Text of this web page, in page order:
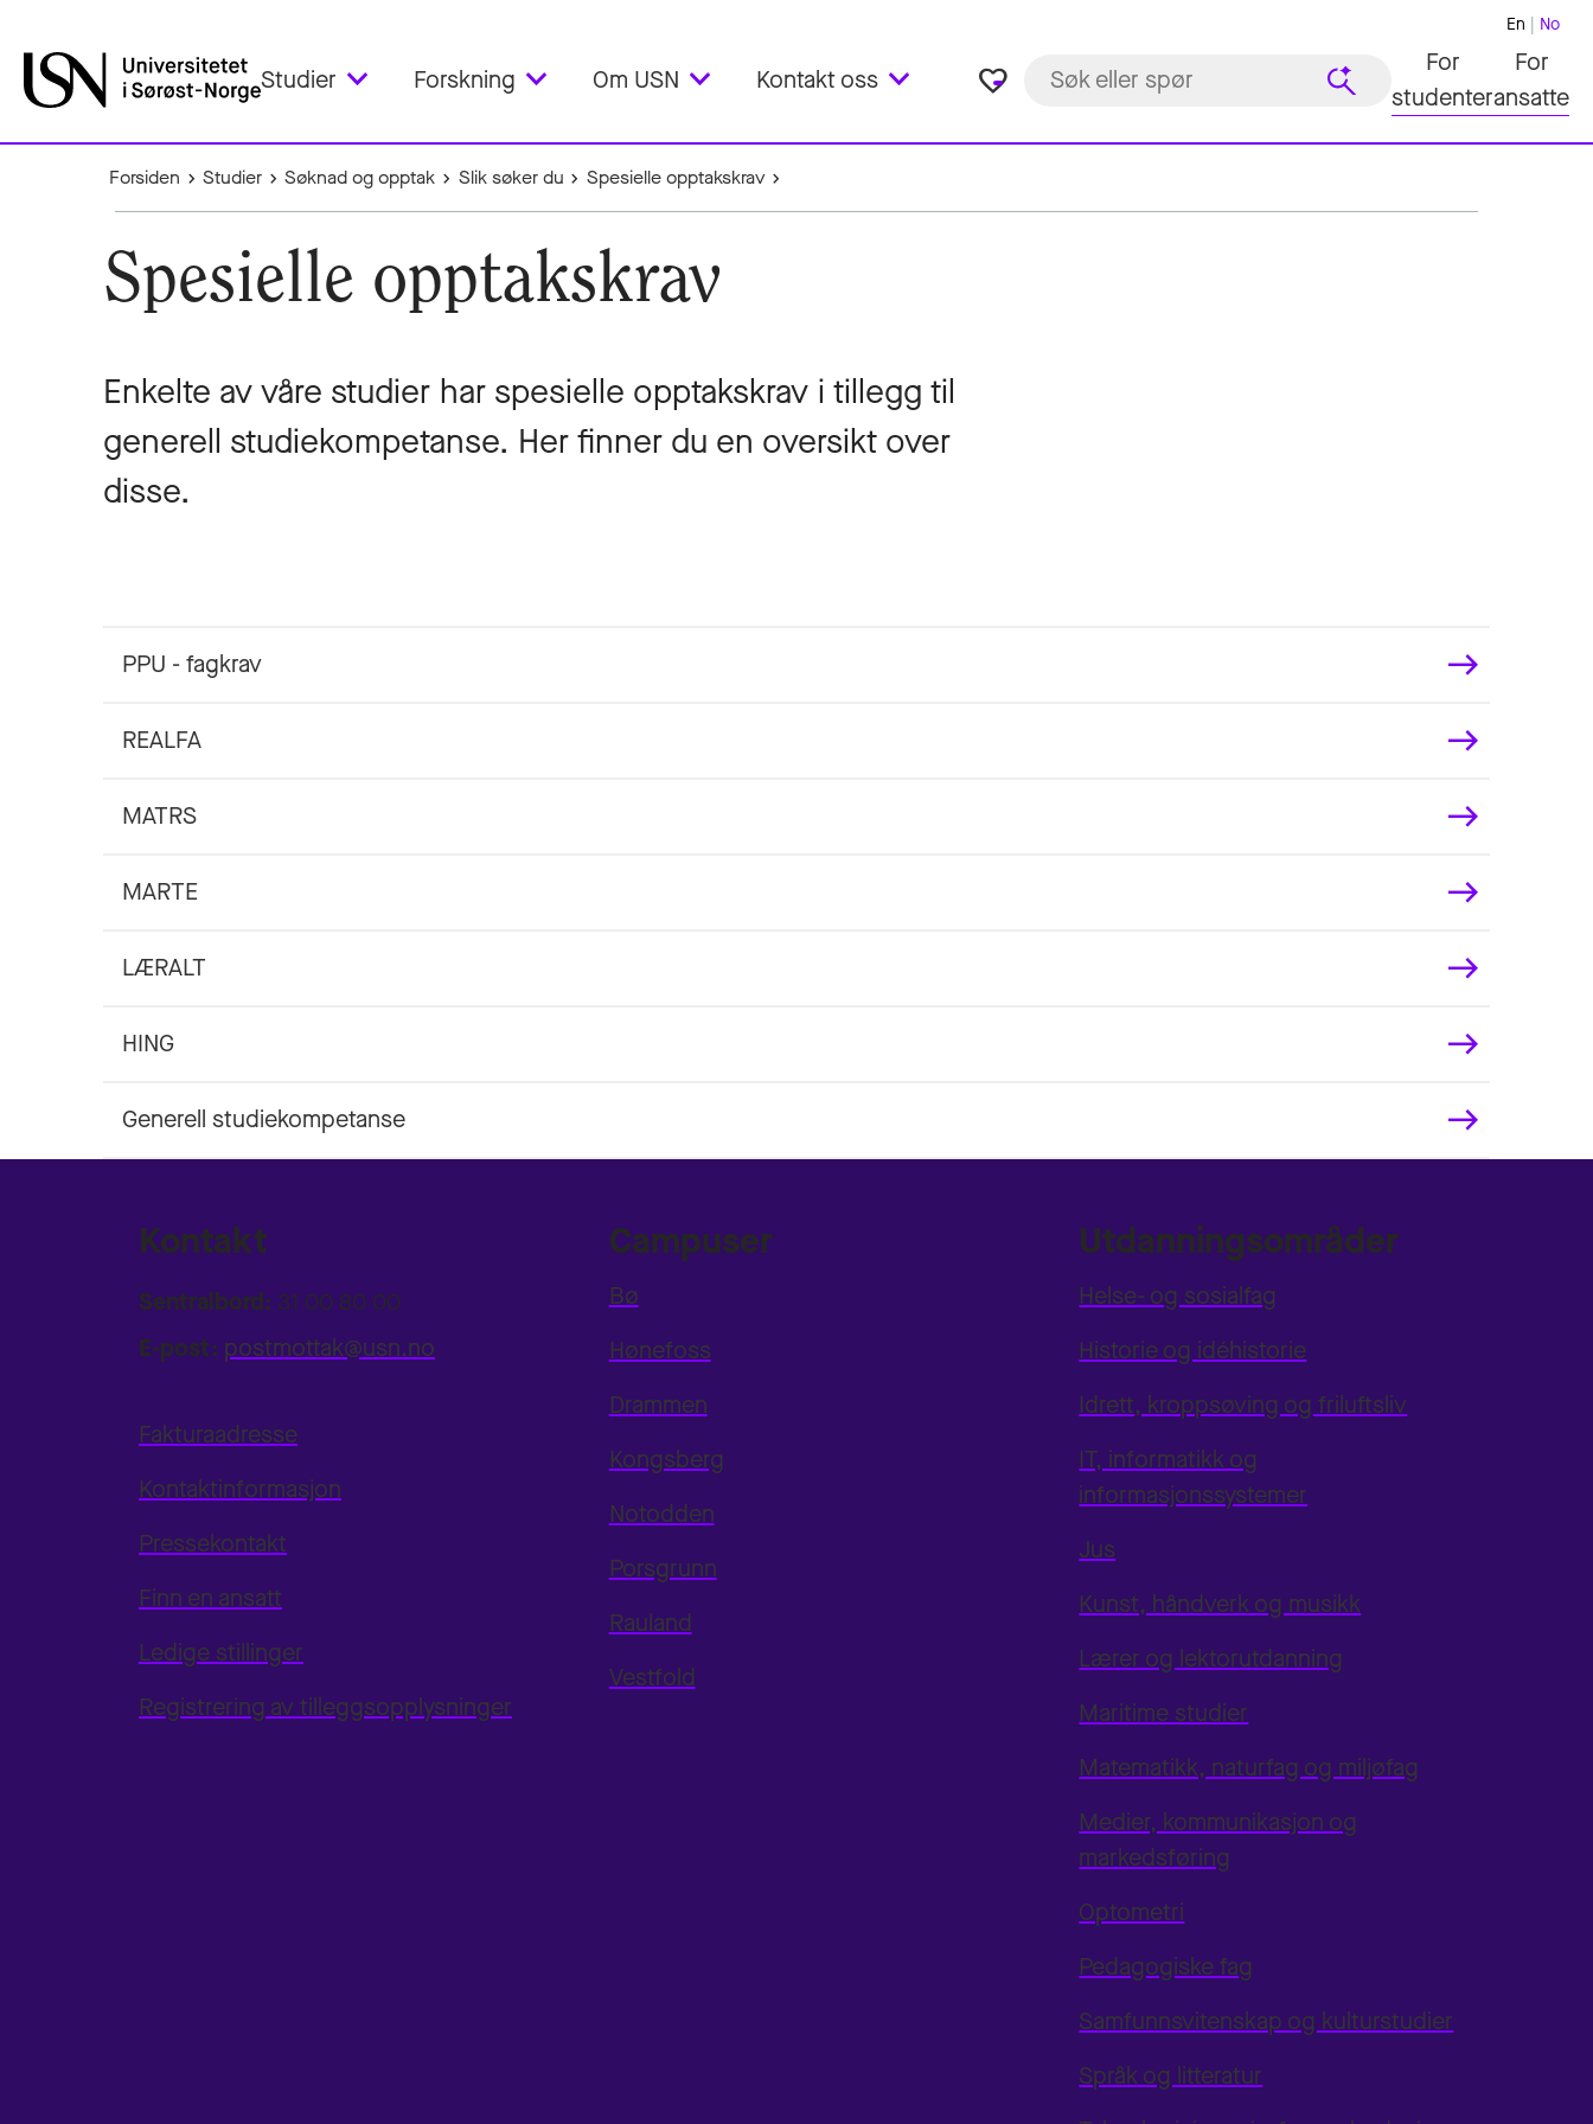
Studier Forskning Om USN Kontakt oss favorite_border
En No
For
studenter
For
ansatte
Forsiden Studier Søknad og opptak Slik søker du Spesielle opptakskrav
Spesielle opptakskrav
Enkelte av våre studier har spesielle opptakskrav i tillegg til
generell studiekompetanse. Her finner du en oversikt over
disse.
PPU - fagkrav
REALFA
MATRS
MARTE
LÆRALT
HING
Generell studiekompetanse
Kontakt
Sentralbord: 31 00 80 00
E-post: postmottak@usn.no
Fakturaadresse
Kontaktinformasjon
Pressekontakt
Finn en ansatt
Ledige stillinger
Registrering av tilleggsopplysninger
Campuser
Bø
Hønefoss
Drammen
Kongsberg
Notodden
Porsgrunn
Rauland
Vestfold
Utdanningsområder
Helse- og sosialfag
Historie og idéhistorie
Idrett, kroppsøving og friluftsliv
IT, informatikk og
informasjonssystemer
Jus
Kunst, håndverk og musikk
Lærer og lektorutdanning
Maritime studier
Matematikk, naturfag og miljøfag
Medier, kommunikasjon og
markedsføring
Optometri
Pedagogiske fag
Samfunnsvitenskap og kulturstudier
Språk og litteratur